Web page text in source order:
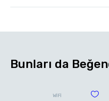
Bunları da
WİFİ